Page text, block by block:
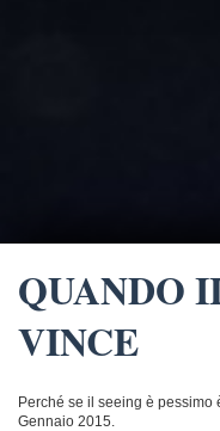
QUANDO
VINCE
Perché se il seeing è
Gennaio 2015.